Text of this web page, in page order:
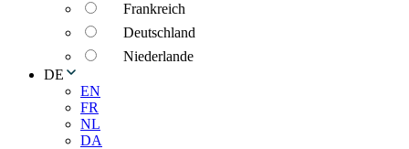
Frankreich
Deutschland
Niederlande
DE
EN
FR
NL
DA